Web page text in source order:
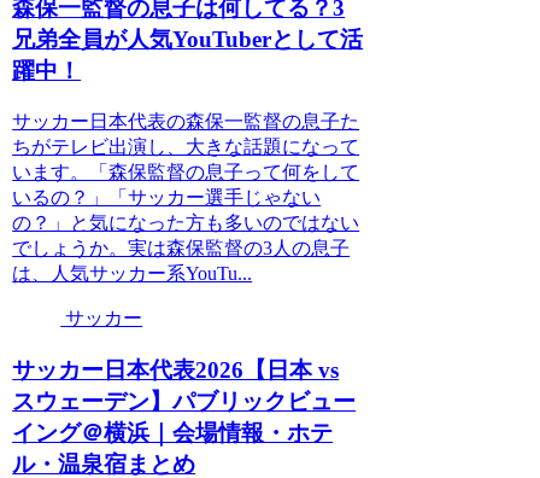
森保一監督の息子は何してる？3
兄弟全員が人気YouTuberとして活
躍中！
サッカー日本代表の森保一監督の息子た
ちがテレビ出演し、大きな話題になって
います。「森保監督の息子って何をして
いるの？」「サッカー選手じゃない
の？」と気になった方も多いのではない
でしょうか。実は森保監督の3人の息子
は、人気サッカー系YouTu...
サッカー
サッカー日本代表2026【日本 vs
スウェーデン】パブリックビュー
イング＠横浜｜会場情報・ホテ
ル・温泉宿まとめ